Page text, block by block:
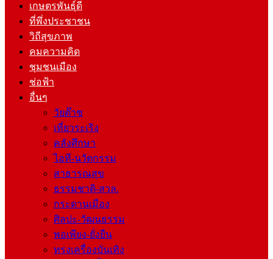
เกษตรพันธุ์ดี
ที่พึ่งประชาชน
วิถีสุขภาพ
คมความคิด
ชุมชนเมือง
ช่อฟ้า
อื่นๆ
วัยต๊าช
เที่ยวระเริง
คลังศึกษา
ไอที-นวัตกรรม
สาธารณสุข
ธรรมชาติ-สวล.
กระดานเมือง
ศิลปะ-วัฒนธรรม
พอเพียง-ยั่งยืน
ทรงเครื่องบันเทิง